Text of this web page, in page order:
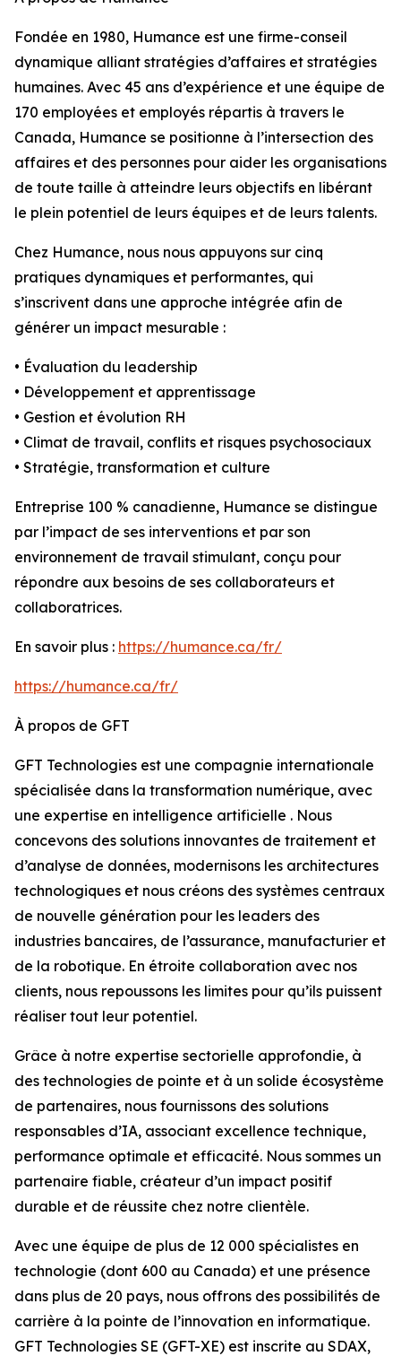
Fondée en 1980, Humance est une firme-conseil
dynamique alliant stratégies d’affaires et stratégies
humaines. Avec 45 ans d’expérience et une équipe de
170 employées et employés répartis à travers le
Canada, Humance se positionne à l’intersection des
affaires et des personnes pour aider les organisations
de toute taille à atteindre leurs objectifs en libérant
le plein potentiel de leurs équipes et de leurs talents.
Chez Humance, nous nous appuyons sur cinq
pratiques dynamiques et performantes, qui
s’inscrivent dans une approche intégrée afin de
générer un impact mesurable :
• Évaluation du leadership
• Développement et apprentissage
• Gestion et évolution RH
• Climat de travail, conflits et risques psychosociaux
• Stratégie, transformation et culture
Entreprise 100 % canadienne, Humance se distingue
par l’impact de ses interventions et par son
environnement de travail stimulant, conçu pour
répondre aux besoins de ses collaborateurs et
collaboratrices.
En savoir plus : https://humance.ca/fr/
https://humance.ca/fr/
À propos de GFT
GFT Technologies est une compagnie internationale
spécialisée dans la transformation numérique, avec
une expertise en intelligence artificielle . Nous
concevons des solutions innovantes de traitement et
d’analyse de données, modernisons les architectures
technologiques et nous créons des systèmes centraux
de nouvelle génération pour les leaders des
industries bancaires, de l’assurance, manufacturier et
de la robotique. En étroite collaboration avec nos
clients, nous repoussons les limites pour qu’ils puissent
réaliser tout leur potentiel.
Grâce à notre expertise sectorielle approfondie, à
des technologies de pointe et à un solide écosystème
de partenaires, nous fournissons des solutions
responsables d’IA, associant excellence technique,
performance optimale et efficacité. Nous sommes un
partenaire fiable, créateur d’un impact positif
durable et de réussite chez notre clientèle.
Avec une équipe de plus de 12 000 spécialistes en
technologie (dont 600 au Canada) et une présence
dans plus de 20 pays, nous offrons des possibilités de
carrière à la pointe de l’innovation en informatique.
GFT Technologies SE (GFT-XE) est inscrite au SDAX,